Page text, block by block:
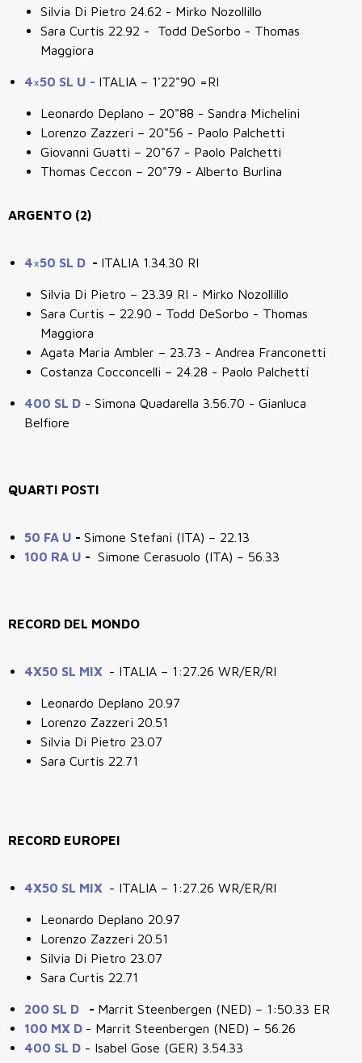
Silvia Di Pietro 24.62 - Mirko Nozollillo
Sara Curtis 22.92 - Todd DeSorbo - Thomas
Maggiora
4×50 SL U - ITALIA – 1'22"90 =RI
Leonardo Deplano – 20"88 - Sandra Michelini
Lorenzo Zazzeri – 20"56 - Paolo Palchetti
Giovanni Guatti – 20"67 - Paolo Palchetti
Thomas Ceccon – 20"79 - Alberto Burlina
ARGENTO (2)
4×50 SL D - ITALIA 1.34.30 RI
Silvia Di Pietro – 23.39 RI - Mirko Nozollillo
Sara Curtis – 22.90 - Todd DeSorbo - Thomas
Maggiora
Agata Maria Ambler – 23.73 - Andrea Franconetti
Costanza Cocconcelli – 24.28 - Paolo Palchetti
400 SL D - Simona Quadarella 3.56.70 - Gianluca
Belfiore
QUARTI POSTI
50 FA U - Simone Stefani (ITA) – 22.13
100 RA U - Simone Cerasuolo (ITA) – 56.33
RECORD DEL MONDO
4X50 SL MIX - ITALIA – 1:27.26 WR/ER/RI
Leonardo Deplano 20.97
Lorenzo Zazzeri 20.51
Silvia Di Pietro 23.07
Sara Curtis 22.71
RECORD EUROPEI
4X50 SL MIX - ITALIA – 1:27.26 WR/ER/RI
Leonardo Deplano 20.97
Lorenzo Zazzeri 20.51
Silvia Di Pietro 23.07
Sara Curtis 22.71
200 SL D - Marrit Steenbergen (NED) – 1:50.33 ER
100 MX D - Marrit Steenbergen (NED) – 56.26
400 SL D - Isabel Gose (GER) 3.54.33